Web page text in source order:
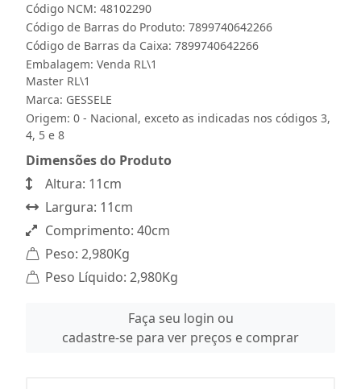
Código NCM: 48102290
Código de Barras do Produto: 7899740642266
Código de Barras da Caixa: 7899740642266
Embalagem: Venda RL\1
Master RL\1
Marca: GESSELE
Origem: 0 - Nacional, exceto as indicadas nos códigos 3,
4, 5 e 8
Dimensões do Produto
Altura: 11cm
Largura: 11cm
Comprimento: 40cm
Peso: 2,980Kg
Peso Líquido: 2,980Kg
Faça seu login ou
cadastre-se para ver preços e comprar